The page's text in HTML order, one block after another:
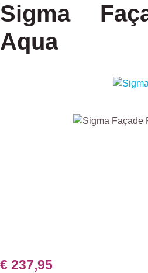
Sigma
Aqua
Afbeeldingengalerij overslaan
€ 237,95